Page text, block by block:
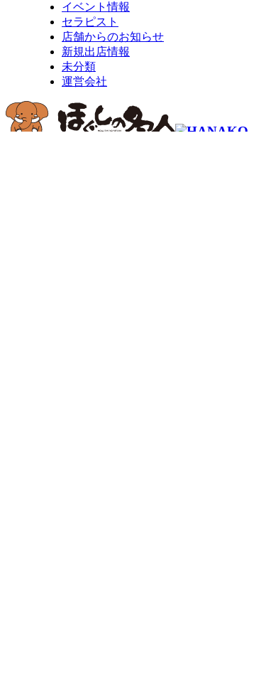
イベント情報
セラピスト
店舗からのお知らせ
新規出店情報
未分類
運営会社